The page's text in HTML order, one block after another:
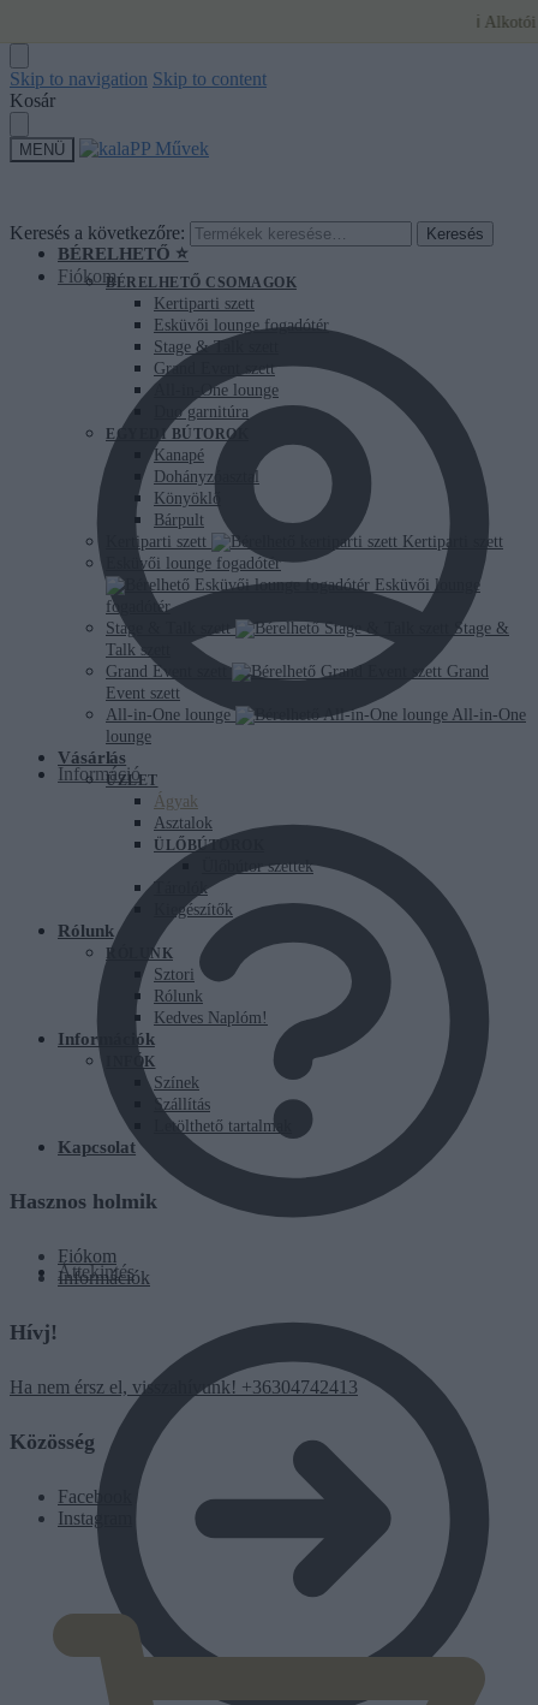
Skip to navigation Skip to content
Kosár
MENÜ
Keresés a következőre: Keresés
Fiókom
Információ
Áttekintés
BÉRELHETŐ ⭐
BÉRELHETŐ CSOMAGOK
Kertiparti szett
Esküvői lounge fogadótér
Stage & Talk szett
Grand Event szett
All-in-One lounge
Duo garnitúra
EGYEDI BÚTOROK
Kanapé
Dohányzóasztal
Könyöklő
Bárpult
Kertiparti szett
Kertiparti szett
Esküvői lounge fogadótér
Esküvői lounge
fogadótér
Stage & Talk szett
Stage &
Talk szett
Grand Event szett
Grand
Event szett
All-in-One lounge
All-in-One
lounge
Vásárlás
ÜZLET
Ágyak
Asztalok
ÜLŐBÚTOROK
Ülőbútor szettek
Tárolók
Kiegészítők
Rólunk
RÓLUNK
Sztori
Rólunk
Kedves Naplóm!
Információk
INFÓK
Színek
Szállítás
Letölthető tartalmak
Kapcsolat
Hasznos holmik
Fiókom
Információk
Hívj!
Ha nem érsz el, visszahívunk! +36304742413
Közösség
Facebook
Instagram
ℹ️ Alkotói